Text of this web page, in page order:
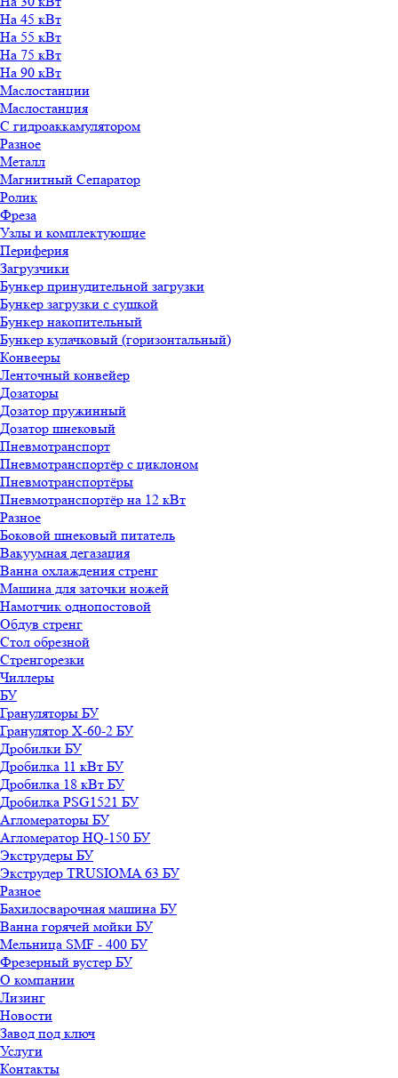
На 45 кВт
На 55 кВт
На 75 кВт
На 90 кВт
Маслостанции
Маслостанция
С гидроаккамулятором
Разное
Металл
Магнитный Сепаратор
Ролик
Фреза
Узлы и комплектующие
Периферия
Загрузчики
Бункер принудительной загрузки
Бункер загрузки с сушкой
Бункер накопительный
Бункер кулачковый (горизонтальный)
Конвееры
Ленточный конвейер
Дозаторы
Дозатор пружинный
Дозатор шнековый
Пневмотранспорт
Пневмотранспортёр с циклоном
Пневмотранспортёры
Пневмотранспортёр на 12 кВт
Разное
Боковой шнековый питатель
Вакуумная дегазация
Ванна охлаждения стренг
Машина для заточки ножей
Намотчик однопостовой
Обдув стренг
Стол обрезной
Стренгорезки
Чиллеры
БУ
Грануляторы БУ
Гранулятор X-60-2 БУ
Дробилки БУ
Дробилка 11 кВт БУ
Дробилка 18 кВт БУ
Дробилка PSG1521 БУ
Агломераторы БУ
Агломератор HQ-150 БУ
Экструдеры БУ
Экструдер TRUSIOMA 63 БУ
Разное
Бахилосварочная машина БУ
Ванна горячей мойки БУ
Мельница SMF - 400 БУ
Фрезерный вустер БУ
О компании
Лизинг
Новости
Завод под ключ
Услуги
Контакты